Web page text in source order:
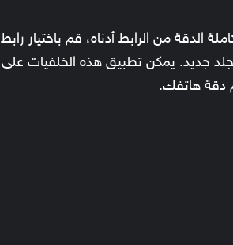
الدقة من الرابط أدناه، قم باختيار
يمكن تطبيق هذه الخلفيات على
دقة هاتفك.